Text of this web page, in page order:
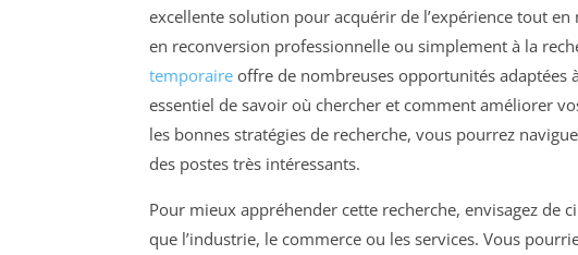
excellente solution pour acquérir de l’expérience tout
en reconversion professionnelle ou simplement à la
temporaire offre de nombreuses opportunités
essentiel de savoir où chercher et comment améliorer
les bonnes stratégies de recherche, vous pourrez
des postes très intéressants.
Pour mieux appréhender cette recherche, envisagez de
que l’industrie, le commerce ou les services. Vous